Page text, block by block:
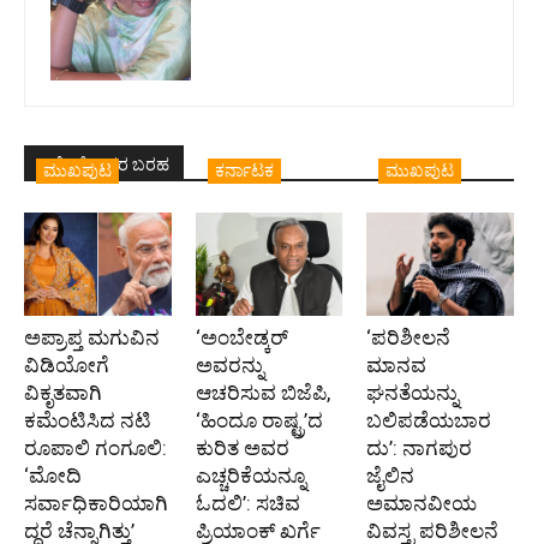
ಇದೇ ಲೇಖಕರ ಬರಹ
ಮುಖಪುಟ
ಅಪ್ರಾಪ್ತ ಮಗುವಿನ
ವಿಡಿಯೋಗೆ
ವಿಕೃತವಾಗಿ
ಕಮೆಂಟಿಸಿದ ನಟಿ
ರೂಪಾಲಿ ಗಂಗೂಲಿ:
‘ಮೋದಿ
ಸರ್ವಾಧಿಕಾರಿಯಾಗಿ
ದ್ದರೆ ಚೆನ್ನಾಗಿತ್ತು’
ಕರ್ನಾಟಕ
‘ಅಂಬೇಡ್ಕರ್
ಅವರನ್ನು
ಆಚರಿಸುವ ಬಿಜೆಪಿ,
‘ಹಿಂದೂ ರಾಷ್ಟ್ರ’ದ
ಕುರಿತ ಅವರ
ಎಚ್ಚರಿಕೆಯನ್ನೂ
ಓದಲಿ’: ಸಚಿವ
ಪ್ರಿಯಾಂಕ್ ಖರ್ಗೆ
ಮುಖಪುಟ
‘ಪರಿಶೀಲನೆ
ಮಾನವ
ಘನತೆಯನ್ನು
ಬಲಿಪಡೆಯಬಾರ
ದು’: ನಾಗಪುರ
ಜೈಲಿನ
ಅಮಾನವೀಯ
ವಿವಸ್ತ್ರ ಪರಿಶೀಲನೆ